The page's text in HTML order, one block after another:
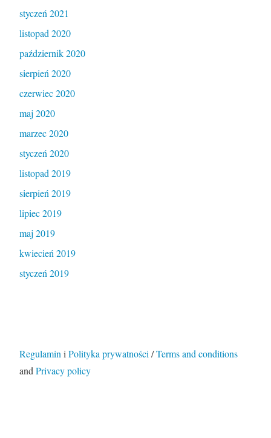
styczeń 2021
listopad 2020
październik 2020
sierpień 2020
czerwiec 2020
maj 2020
marzec 2020
styczeń 2020
listopad 2019
sierpień 2019
lipiec 2019
maj 2019
kwiecień 2019
styczeń 2019
Regulamin i Polityka prywatności /Terms and conditions
and Privacy policy